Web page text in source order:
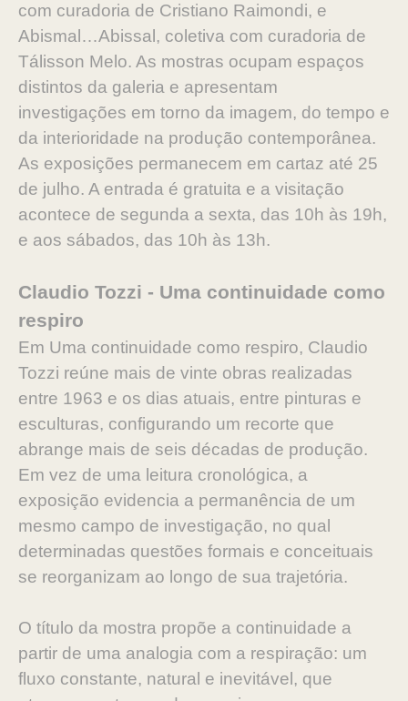
com curadoria de Cristiano Raimondi, e
Abismal…Abissal, coletiva com curadoria de
Tálisson Melo. As mostras ocupam espaços
distintos da galeria e apresentam
investigações em torno da imagem, do tempo e
da interioridade na produção contemporânea.
As exposições permanecem em cartaz até 25
de julho. A entrada é gratuita e a visitação
acontece de segunda a sexta, das 10h às 19h,
e aos sábados, das 10h às 13h.
Claudio Tozzi - Uma continuidade como
respiro
Em Uma continuidade como respiro, Claudio
Tozzi reúne mais de vinte obras realizadas
entre 1963 e os dias atuais, entre pinturas e
esculturas, configurando um recorte que
abrange mais de seis décadas de produção.
Em vez de uma leitura cronológica, a
exposição evidencia a permanência de um
mesmo campo de investigação, no qual
determinadas questões formais e conceituais
se reorganizam ao longo de sua trajetória.
O título da mostra propõe a continuidade a
partir de uma analogia com a respiração: um
fluxo constante, natural e inevitável, que